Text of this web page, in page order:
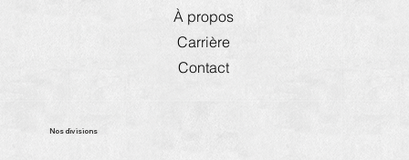
Nos divisions
À propos
Carrière
Contact